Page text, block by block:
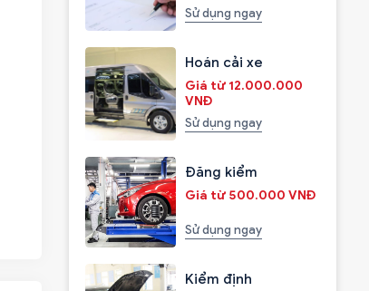
Sử dụng ngay
Hoán cải xe
Giá từ 12.000.000
VNĐ
Sử dụng ngay
Đăng kiểm
Giá từ 500.000 VNĐ
Sử dụng ngay
Kiểm định